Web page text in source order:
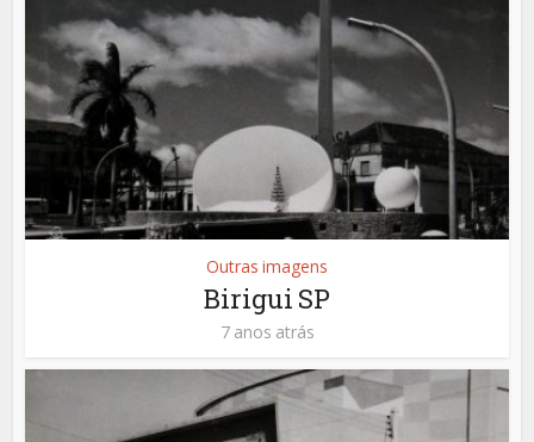
Outras imagens
Birigui SP
7 anos atrás